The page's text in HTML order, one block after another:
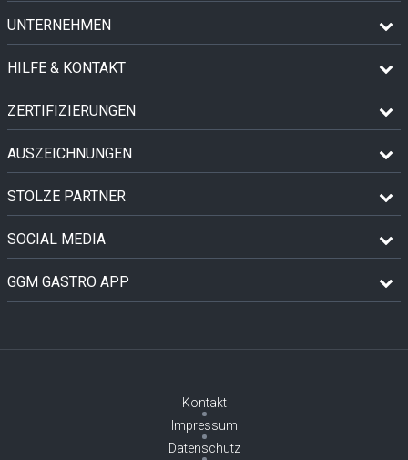
UNTERNEHMEN
HILFE & KONTAKT
ZERTIFIZIERUNGEN
AUSZEICHNUNGEN
STOLZE PARTNER
SOCIAL MEDIA
GGM GASTRO APP
Kontakt
Impressum
Datenschutz